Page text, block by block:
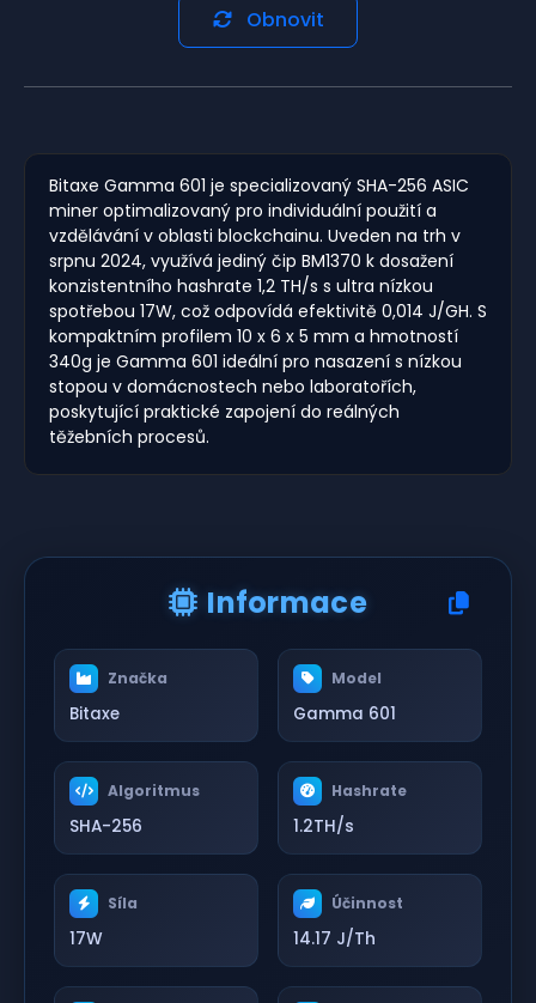
Obnovit
Bitaxe Gamma 601 je specializovaný SHA-256 ASIC
miner optimalizovaný pro individuální použití a
vzdělávání v oblasti blockchainu. Uveden na trh v
srpnu 2024, využívá jediný čip BM1370 k dosažení
konzistentního hashrate 1,2 TH/s s ultra nízkou
spotřebou 17W, což odpovídá efektivitě 0,014 J/GH. S
kompaktním profilem 10 x 6 x 5 mm a hmotností
340g je Gamma 601 ideální pro nasazení s nízkou
stopou v domácnostech nebo laboratořích,
poskytující praktické zapojení do reálných
těžebních procesů.
Informace
Značka
Bitaxe
Model
Gamma 601
Algoritmus
SHA-256
Hashrate
1.2TH/s
Síla
17W
Účinnost
14.17 J/Th